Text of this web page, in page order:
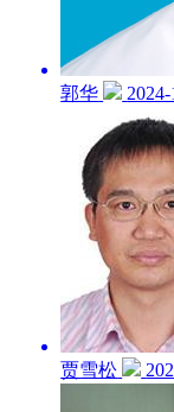
郭华
贾雪松